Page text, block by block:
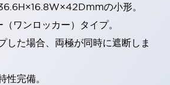
の小形。
ワンロッカー）タイプ。
した場合、両極が同時に遮断しま
性完備。